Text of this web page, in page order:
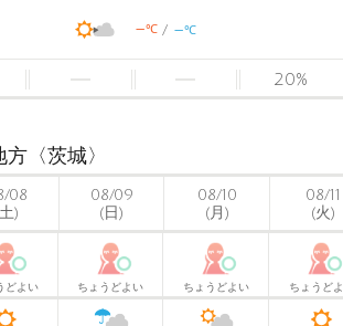
-℃ -℃
20%
〈茨城〉
08
)
08/09
(日)
08/10
(月)
08/11
(火)
どよい ちょうどよい ちょうどよい ちょうど